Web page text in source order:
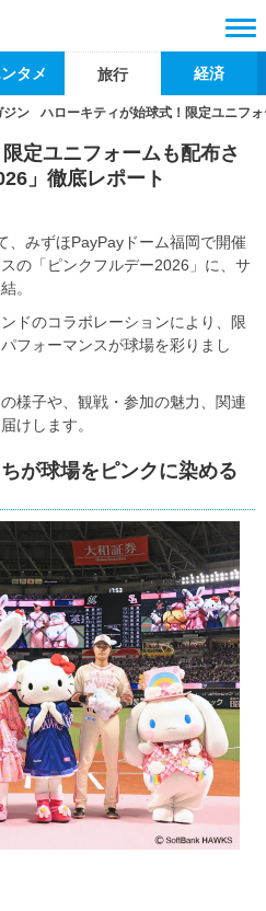
タメ 旅行 経済
ジン ハローキティが始球式！限定ユニフ
定ユニフォームも配布さ
」徹底レポート
、みずほPayPayドーム福岡で開催
の「ピンクフルデー2026」に、サ
。
ドのコラボレーションにより、限
フォーマンスが球場を彩りまし
様子や、観戦・参加の魅力、関連
けします。
が球場をピンクに染める